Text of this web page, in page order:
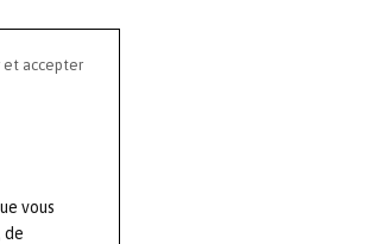
et accepter
vous
de